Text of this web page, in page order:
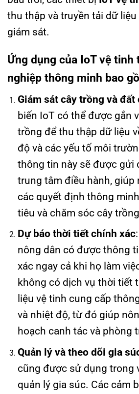
thu thập và truyền tải dữ
giám sát.
Ứng dụng của IoT vệ tinh
nghiệp thông minh bao
Giám sát cây trồng và đất
biến IoT có thể được gắn
trồng để thu thập dữ liệu
độ và các yếu tố môi
thông tin này sẽ được gửi
trung tâm điều hành, giúp
các quyết định thông
tiêu và chăm sóc cây
Dự báo thời tiết chính xác
nông dân có được thông
xác ngay cả khi họ làm
không có dịch vụ thời tiết
liệu vệ tinh cung cấp
và nhiệt độ, từ đó giúp
hoạch canh tác và phòng
Quản lý và theo dõi gia
cũng được sử dụng trong
quản lý gia súc. Các cảm